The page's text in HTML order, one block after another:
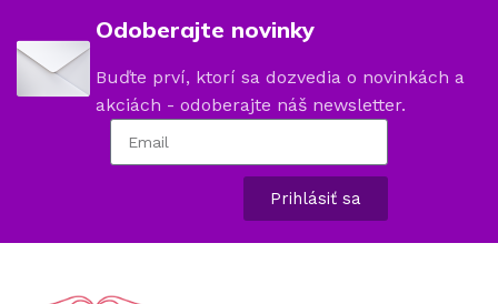
Odoberajte novinky
Buďte prví, ktorí sa dozvedia o novinkách a
akciách - odoberajte náš newsletter.
Prihlásiť sa